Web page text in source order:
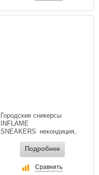
Городские сникерсы
INFLAME
SNEAKERS_некондиция,
Подробнее
Сравнить